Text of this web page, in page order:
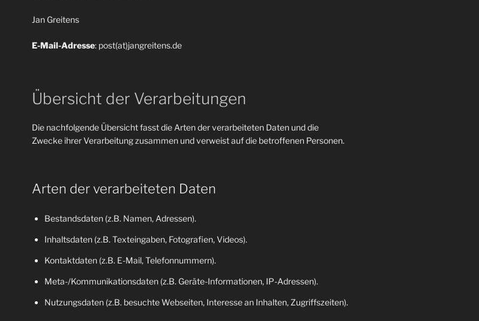
Jan Greitens
E-Mail-Adresse: post(at)jangreitens.de
Übersicht der Verarbeitungen
Die nachfolgende Übersicht fasst die Arten der verarbeiteten Daten und die
Zwecke ihrer Verarbeitung zusammen und verweist auf die betroffenen Personen.
Arten der verarbeiteten Daten
Bestandsdaten (z.B. Namen, Adressen).
Inhaltsdaten (z.B. Texteingaben, Fotografien, Videos).
Kontaktdaten (z.B. E-Mail, Telefonnummern).
Meta-/Kommunikationsdaten (z.B. Geräte-Informationen, IP-Adressen).
Nutzungsdaten (z.B. besuchte Webseiten, Interesse an Inhalten, Zugriffszeiten).